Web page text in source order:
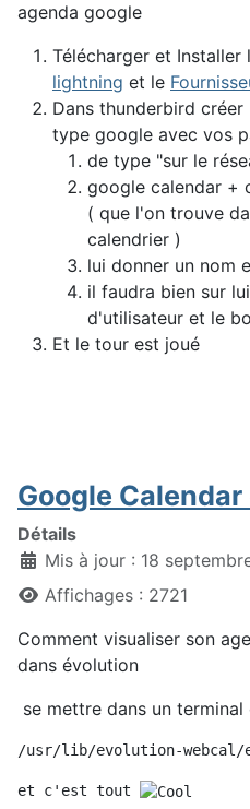
agenda google
Télécharger et Installer
lightning et le
Dans thunderbird
type google avec vos
de type "sur le
google calendar +
( que l'on trouve
calendrier )
lui donner un nom
il faudra bien sur
d'utilisateur et le
Et le tour est joué
Google
Détails
Mis à jour : 18
Affichages : 2721
Comment visualiser son
dans évolution
se mettre dans un
/usr/lib/evolution-webcal/
et c'est tout